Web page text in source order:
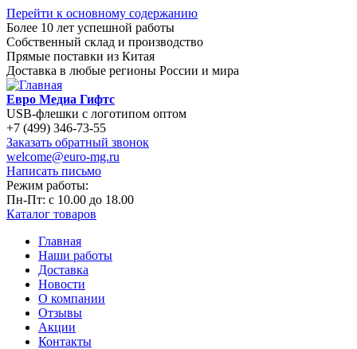
Перейти к основному содержанию
Более 10 лет успешной работы
Собственный склад и производство
Прямые поставки из Китая
Доставка в любые регионы России и мира
Евро Медиа Гифтс
USB-флешки с логотипом оптом
+7 (499) 346-73-55
Заказать обратный звонок
welcome@euro-mg.ru
Написать письмо
Режим работы:
Пн-Пт: с 10.00 до 18.00
Каталог товаров
Главная
Наши работы
Доставка
Новости
О компании
Отзывы
Акции
Контакты